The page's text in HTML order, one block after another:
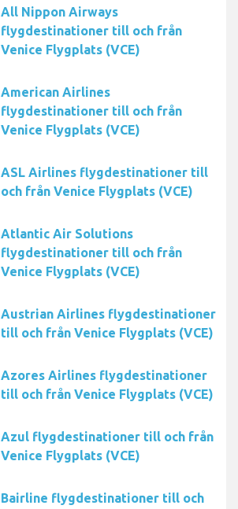
All Nippon Airways
flygdestinationer till och från
Venice Flygplats (VCE)
American Airlines
flygdestinationer till och från
Venice Flygplats (VCE)
ASL Airlines flygdestinationer till
och från Venice Flygplats (VCE)
Atlantic Air Solutions
flygdestinationer till och från
Venice Flygplats (VCE)
Austrian Airlines flygdestinationer
till och från Venice Flygplats (VCE)
Azores Airlines flygdestinationer
till och från Venice Flygplats (VCE)
Azul flygdestinationer till och från
Venice Flygplats (VCE)
Bairline flygdestinationer till och